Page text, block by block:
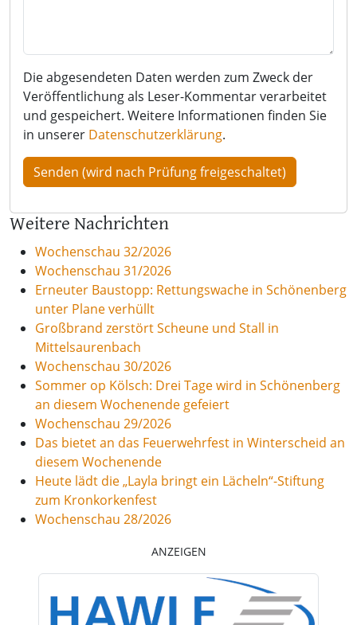
Die abgesendeten Daten werden zum Zweck der
Veröffentlichung als Leser-Kommentar verarbeitet
und gespeichert. Weitere Informationen finden Sie
in unserer Datenschutzerklärung.
Weitere Nachrichten
Wochenschau 32/2026
Wochenschau 31/2026
Erneuter Baustopp: Rettungswache in Schönenberg
unter Plane verhüllt
Großbrand zerstört Scheune und Stall in
Mittelsaurenbach
Wochenschau 30/2026
Sommer op Kölsch: Drei Tage wird in Schönenberg
an diesem Wochenende gefeiert
Wochenschau 29/2026
Das bietet an das Feuerwehrfest in Winterscheid an
diesem Wochenende
Heute lädt die „Layla bringt ein Lächeln“-Stiftung
zum Kronkorkenfest
Wochenschau 28/2026
ANZEIGEN